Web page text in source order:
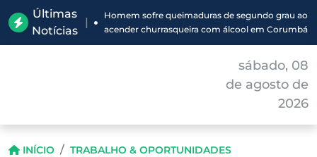
Últimas
Notícias
|
Homem sofre queimaduras de segundo grau ao
acender churrasqueira com álcool em Corumbá
sábado, 08
de agosto de
2026
INÍCIO
TRABALHO & OPORTUNIDADES